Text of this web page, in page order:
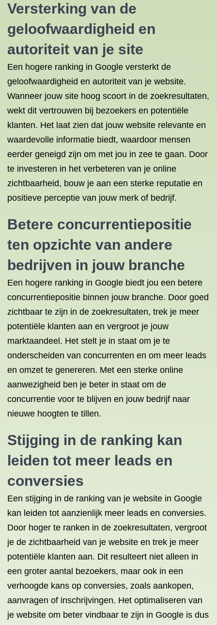
Versterking van de
geloofwaardigheid en
autoriteit van je site
Een hogere ranking in Google versterkt de
geloofwaardigheid en autoriteit van je website.
Wanneer jouw site hoog scoort in de zoekresultaten,
wekt dit vertrouwen bij bezoekers en potentiële
klanten. Het laat zien dat jouw website relevante en
waardevolle informatie biedt, waardoor mensen
eerder geneigd zijn om met jou in zee te gaan. Door
te investeren in het verbeteren van je online
zichtbaarheid, bouw je aan een sterke reputatie en
positieve perceptie van jouw merk of bedrijf.
Betere concurrentiepositie
ten opzichte van andere
bedrijven in jouw branche
Een hogere ranking in Google biedt jou een betere
concurrentiepositie binnen jouw branche. Door goed
zichtbaar te zijn in de zoekresultaten, trek je meer
potentiële klanten aan en vergroot je jouw
marktaandeel. Het stelt je in staat om je te
onderscheiden van concurrenten en om meer leads
en omzet te genereren. Met een sterke online
aanwezigheid ben je beter in staat om de
concurrentie voor te blijven en jouw bedrijf naar
nieuwe hoogten te tillen.
Stijging in de ranking kan
leiden tot meer leads en
conversies
Een stijging in de ranking van je website in Google
kan leiden tot aanzienlijk meer leads en conversies.
Door hoger te ranken in de zoekresultaten, vergroot
je de zichtbaarheid van je website en trek je meer
potentiële klanten aan. Dit resulteert niet alleen in
een groter aantal bezoekers, maar ook in een
verhoogde kans op conversies, zoals aankopen,
aanvragen of inschrijvingen. Het optimaliseren van
je website om beter vindbaar te zijn in Google is dus